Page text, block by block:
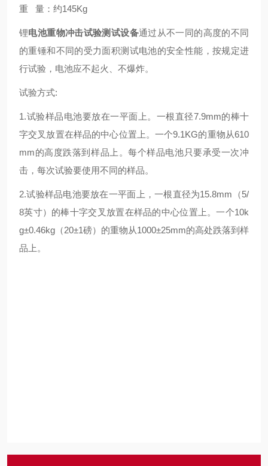
重 量：约145Kg
锂电池重物冲击试验测试设备通过从不一同的高度的不同
的重锤和不同的受力面积测试电池的安全性能，按规定进
行试验，电池应不起火、不爆炸。
试验方式:
1.试验样品电池要放在一平面上。一根直径7.9mm的棒十
字交叉放置在样品的中心位置上。一个9.1KG的重物从610
mm的高度跌落到样品上。每个样品电池只要承受一次冲
击，每次试验要使用不同的样品。
2.试验样品电池要放在一平面上，一根直径为15.8mm（5/
8英寸）的棒十字交叉放置在样品的中心位置上。一个10k
g±0.46kg（20±1磅）的重物从1000±25mm的高处跌落到样
品上。